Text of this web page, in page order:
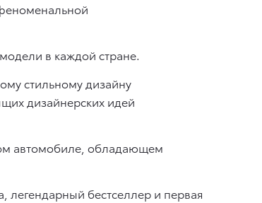
в каждой стране.
стильному дизайну
дизайнерских идей
автомобиле, обладающем
легендарный бестселлер и первая